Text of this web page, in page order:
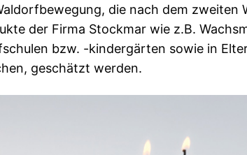
die nach dem
der Firma Stockmar wie z.B.
bzw. -kindergärten sowie in
geschätzt werden.